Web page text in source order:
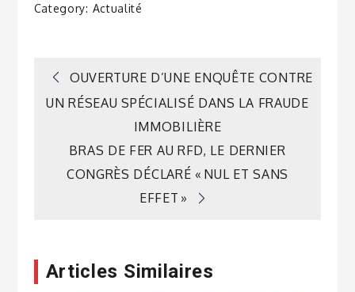
Category: Actualité
Navigation
l’article
OUVERTURE D’UNE ENQUÊTE CONTRE
UN RÉSEAU SPÉCIALISÉ DANS LA FRAUDE
IMMOBILIÈRE
BRAS DE FER AU RFD, LE DERNIER
CONGRÈS DÉCLARÉ « NUL ET SANS
EFFET »
Articles Similaires